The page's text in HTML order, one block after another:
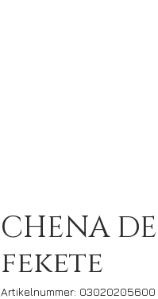
CHENA
fekete
Artikelnummer: 03020205600